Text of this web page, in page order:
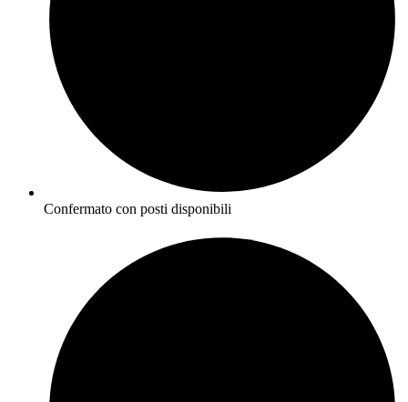
Confermato con posti disponibili